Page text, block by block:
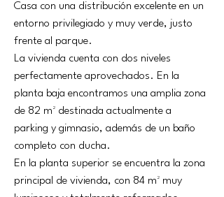
Casa con una distribución excelente en un
entorno privilegiado y muy verde, justo
frente al parque.
La vivienda cuenta con dos niveles
perfectamente aprovechados. En la
planta baja encontramos una amplia zona
de 82 m² destinada actualmente a
parking y gimnasio, además de un baño
completo con ducha.
En la planta superior se encuentra la zona
principal de vivienda, con 84 m² muy